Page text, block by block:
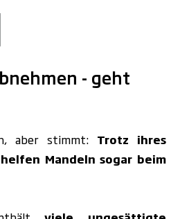
- geht
aber stimmt: Trotz ihres
Mandeln sogar beim